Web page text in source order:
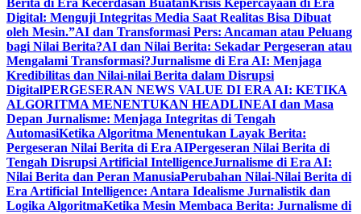
Berita di Era Kecerdasan BuatanKrisis Kepercayaan di Era
Digital: Menguji Integritas Media Saat Realitas Bisa Dibuat
oleh Mesin.”AI dan Transformasi Pers: Ancaman atau Peluang
bagi Nilai Berita?AI dan Nilai Berita: Sekadar Pergeseran atau
Mengalami Transformasi?Jurnalisme di Era AI: Menjaga
Kredibilitas dan Nilai-nilai Berita dalam Disrupsi
DigitalPERGESERAN NEWS VALUE DI ERA AI: KETIKA
ALGORITMA MENENTUKAN HEADLINEAI dan Masa
Depan Jurnalisme: Menjaga Integritas di Tengah
AutomasiKetika Algoritma Menentukan Layak Berita:
Pergeseran Nilai Berita di Era AIPergeseran Nilai Berita di
Tengah Disrupsi Artificial IntelligenceJurnalisme di Era AI:
Nilai Berita dan Peran ManusiaPerubahan Nilai-Nilai Berita di
Era Artificial Intelligence: Antara Idealisme Jurnalistik dan
Logika AlgoritmaKetika Mesin Membaca Berita: Jurnalisme di